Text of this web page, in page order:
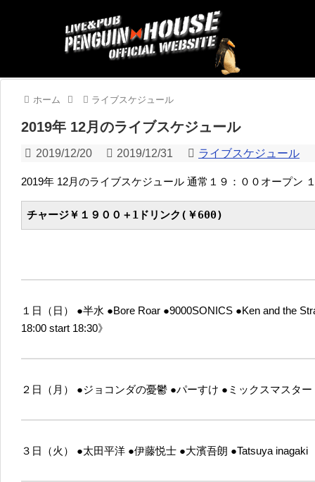
ホーム ライブスケジュール
2019年 12月のライブスケジュール
2019/12/20 2019/12/31 ライブスケジュール
2019年 12月のライブスケジュール 通常１９：００オープン
チャージ￥１９００＋1ドリンク(￥600)
１日（日） ●半水 ●Bore Roar ●9000SONICS ●Ken and the
18:00 start 18:30》
２日（月） ●ジョコンダの憂鬱 ●パーすけ ●ミックスマスター
３日（火） ●太田平洋 ●伊藤悦士 ●大濱吾朗 ●Tatsuya inagaki